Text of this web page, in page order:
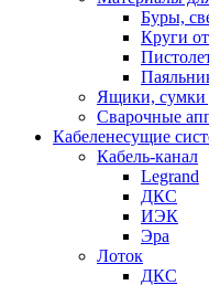
Буры,
Круги
Ящики, сумки
Сварочные
Кабеленесущие
Кабель-канал
Legrand
ДКС
ИЭК
Эра
Лоток
ДКС